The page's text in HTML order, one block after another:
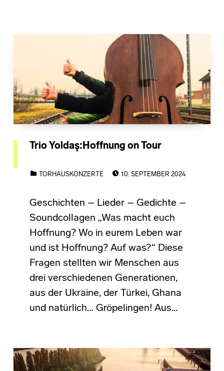
Trio Yoldaş:Hoffnung on Tour
TORHAUSKONZERTE
10. SEPTEMBER 2024
Geschichten – Lieder – Gedichte –
Soundcollagen „Was macht euch
Hoffnung? Wo in eurem Leben war
und ist Hoffnung? Auf was?“ Diese
Fragen stellten wir Menschen aus
drei verschiedenen Generationen,
aus der Ukraine, der Türkei, Ghana
und natürlich… Gröpelingen! Aus…